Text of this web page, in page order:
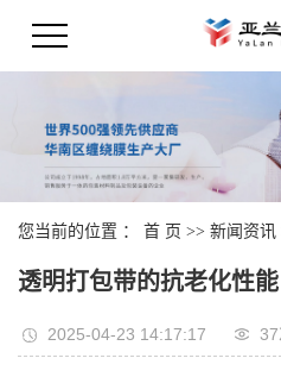
您当前的位置 ： 首 页 >> 新闻资讯
透明打包带的抗老化性能
2025-04-23 14:17:17 37